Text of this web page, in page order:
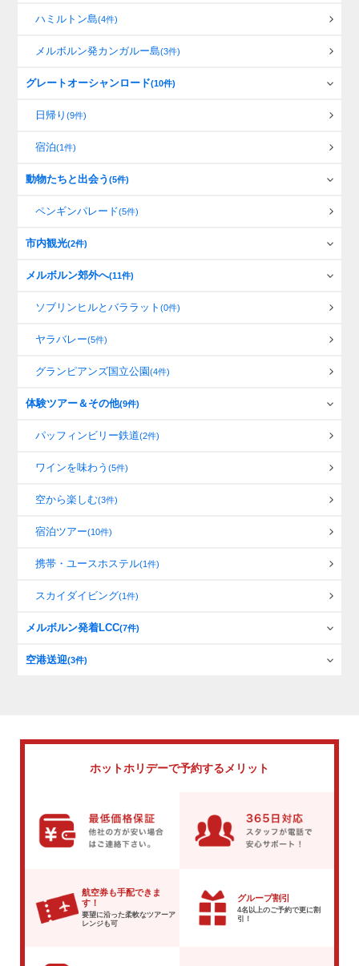
ハミルトン島(4件)
メルボルン発カンガルー島(3件)
グレートオーシャンロード(10件)
日帰り(9件)
宿泊(1件)
動物たちと出会う(5件)
ペンギンパレード(5件)
市内観光(2件)
メルボルン郊外へ(11件)
ソブリンヒルとバララット(0件)
ヤラバレー(5件)
グランピアンズ国立公園(4件)
体験ツアー＆その他(9件)
パッフィンビリー鉄道(2件)
ワインを味わう(5件)
空から楽しむ(3件)
宿泊ツアー(10件)
携帯・ユースホステル(1件)
スカイダイビング(1件)
メルボルン発着LCC(7件)
空港送迎(3件)
ホットホリデーで予約するメリット
航空券も手配できま
す！
要望に沿った柔軟なツアーア
レンジも可
グループ割引
4名以上のご予約で更に割
引！